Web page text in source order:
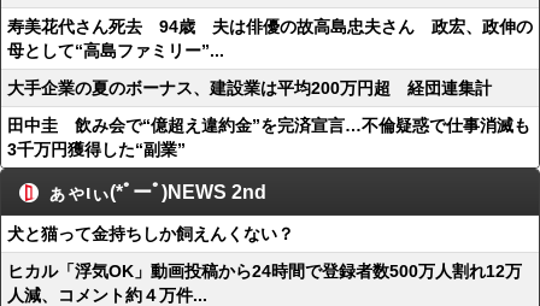
寿美花代さん死去 94歳 夫は俳優の故高島忠夫さん 政宏、政伸の
母として“高島ファミリー”...
大手企業の夏のボーナス、建設業は平均200万円超 経団連集計
田中圭 飲み会で“億超え違約金”を完済宣言…不倫疑惑で仕事消滅も
3千万円獲得した“副業”
ぁゃιぃ(*ﾟーﾟ)NEWS 2nd
犬と猫って金持ちしか飼えんくない？
ヒカル「浮気OK」動画投稿から24時間で登録者数500万人割れ12万
人減、コメント約４万件...